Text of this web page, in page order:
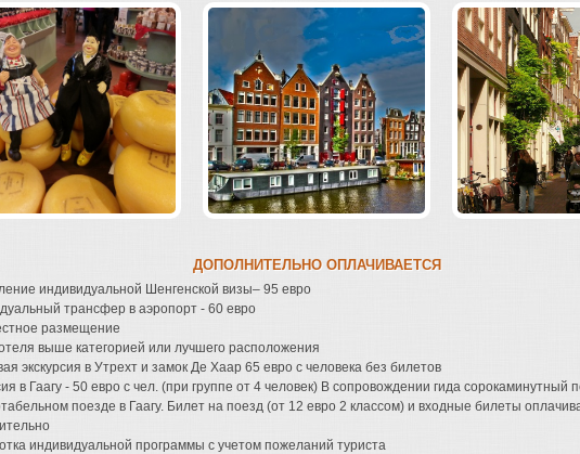
ДОПОЛНИТЕЛЬНО ОПЛАЧИВАЕТСЯ
индивидуальной Шенгенской визы– 95 евро
трансфер в аэропорт - 60 евро
размещение
выше категорией или лучшего расположения
экскурсия в Утрехт и замок Де Хаар 65 евро с человека без билетов
в Гаагу - 50 евро с чел. (при группе от 4 человек) В сопровождении гида сорокаминутный
поезде в Гаагу. Билет на поезд (от 12 евро 2 классом) и входные билеты
индивидуальной программы с учетом пожеланий туриста